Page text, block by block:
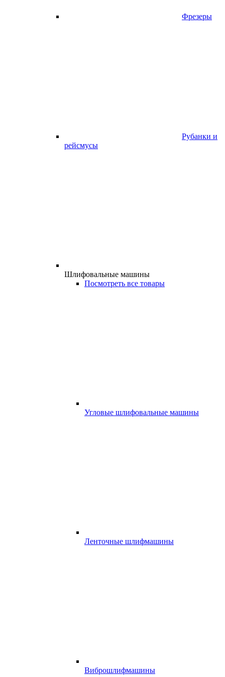
Фрезеры
Рубанки и
рейсмусы
Шлифовальные машины
Посмотреть все товары
Угловые шлифовальные машины
Ленточные шлифмашины
Виброшлифмашины